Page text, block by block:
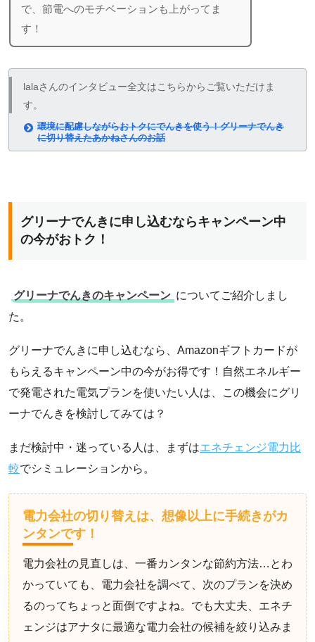
で、節電へのモチベーションも上がってま
す！
lalaさんのインタビュー全文はこちらからご覧いただけま
す。
環境に配慮しながらおトクにでんきを使う！グリーナでんき
に切り替えたあかねさんのお話
グリーナでんきに申し込むならキャンペーン中
の今がおトク！
グリーナでんきのキャンペーン についてご紹介しまし
た。
グリーナでんきに申し込むなら、Amazonギフトカードが
もらえるキャンペーン中の今がお得です！自然エネルギー
で発電された電気プランを使いたい人は、この機会にグリ
ーナでんきを検討してみては？
まだ検討中・迷っている人は、まずはエネチェンジ電力比
較でシミュレーションから。
電力会社の切り替えは、想像以上に手続きがカ
ンタンです！
電力会社の見直しは、一番カンタンな節約方法…とわ
かっていても、電力会社を調べて、次のプランを決め
るのってちょっと面倒ですよね。でも大丈夫、エネチ
ェンジはアナタに最適な電力会社の候補を絞り込みま